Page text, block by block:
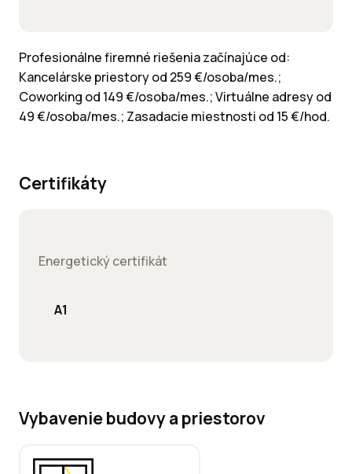
Profesionálne firemné riešenia začínajúce od:
Kancelárske priestory od 259 €/osoba/mes.;
Coworking od 149 €/osoba/mes.; Virtuálne adresy od
49 €/osoba/mes.; Zasadacie miestnosti od 15 €/hod.
Certifikáty
Energetický certifikát
A1
Vybavenie budovy a priestorov